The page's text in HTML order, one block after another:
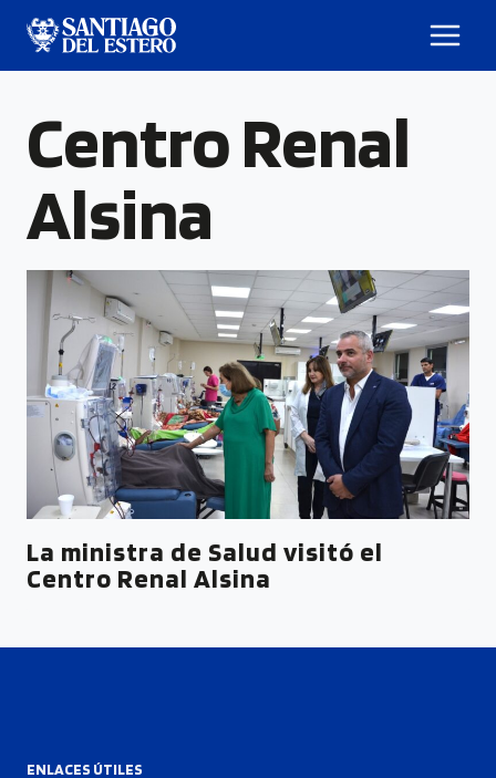
Centro Renal
Alsina
La ministra de Salud visitó el
Centro Renal Alsina
ENLACES ÚTILES